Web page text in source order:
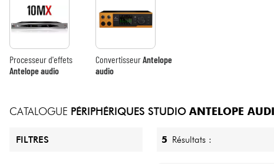
Eclairage
HiFi
Processeur d'effets
Antelope audio
ConvertisseurAntelope
audio
CATALOGUE PÉRIPHÉRIQUES STUDIO ANTELOPE
FILTRES 5 Résultats :